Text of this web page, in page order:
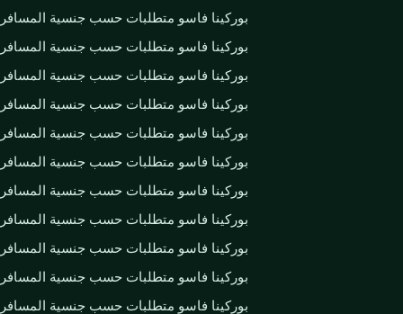
بوركينا فاسو متطلبات حسب جنسية المسافر
بوركينا فاسو متطلبات حسب جنسية المسافر
بوركينا فاسو متطلبات حسب جنسية المسافر
بوركينا فاسو متطلبات حسب جنسية المسافر
بوركينا فاسو متطلبات حسب جنسية المسافر
بوركينا فاسو متطلبات حسب جنسية المسافر
بوركينا فاسو متطلبات حسب جنسية المسافر
بوركينا فاسو متطلبات حسب جنسية المسافر
بوركينا فاسو متطلبات حسب جنسية المسافر
بوركينا فاسو متطلبات حسب جنسية المسافر
بوركينا فاسو متطلبات حسب جنسية المسافر